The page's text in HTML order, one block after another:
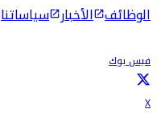
الوظائف الأخبار سياساتنا
فيس بوك
X